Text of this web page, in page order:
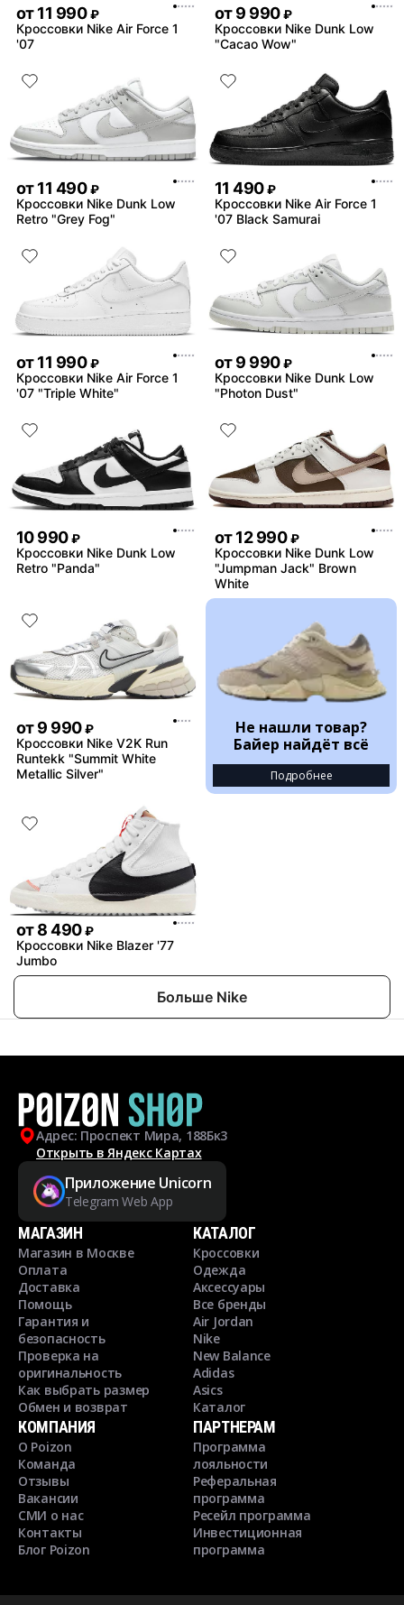
от11 990 ₽
Кроссовки Nike Air Force 1
'07
от9 990 ₽
Кроссовки Nike Dunk Low
"Cacao Wow"
от11 490 ₽
Кроссовки Nike Dunk Low
Retro "Grey Fog"
11 490 ₽
Кроссовки Nike Air Force 1
'07 Black Samurai
от11 990 ₽
Кроссовки Nike Air Force 1
'07 "Triple White"
от9 990 ₽
Кроссовки Nike Dunk Low
"Photon Dust"
10 990 ₽
Кроссовки Nike Dunk Low
Retro "Panda"
от12 990 ₽
Кроссовки Nike Dunk Low
"Jumpman Jack" Brown
White
от9 990 ₽
Кроссовки Nike V2K Run
Runtekk "Summit White
Metallic Silver"
Не нашли товар?
Байер найдёт всё
Подробнее
от8 490 ₽
Кроссовки Nike Blazer '77
Jumbo
Больше Nike
Адрес: Проспект Мира, 188Бк3
Открыть в Яндекс Картах
Приложение Unicorn
Telegram Web App
МАГАЗИН
Магазин в Москве
Оплата
Доставка
Помощь
Гарантия и
безопасность
Проверка на
оригинальность
Как выбрать размер
Обмен и возврат
КАТАЛОГ
Кроссовки
Одежда
Аксессуары
Все бренды
Air Jordan
Nike
New Balance
Adidas
Asics
Каталог
КОМПАНИЯ
О Poizon
Команда
Отзывы
Вакансии
СМИ о нас
Контакты
Блог Poizon
ПАРТНЕРАМ
Программа
лояльности
Реферальная
программа
Ресейл программа
Инвестиционная
программа